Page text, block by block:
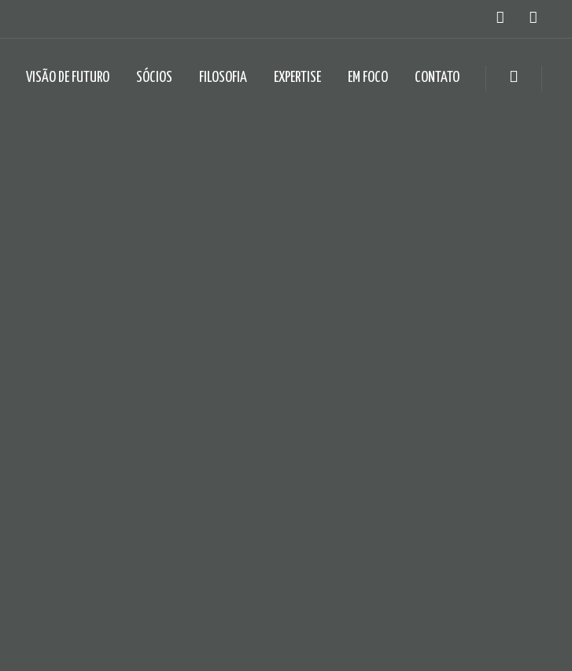
VISÃO DE FUTURO SÓCIOS FILOSOFIA EXPERTISE EM FOCO CONTATO